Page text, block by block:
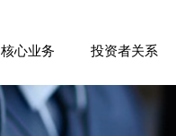
核心业务
商业航天
清洁能源
投资者关系
企业